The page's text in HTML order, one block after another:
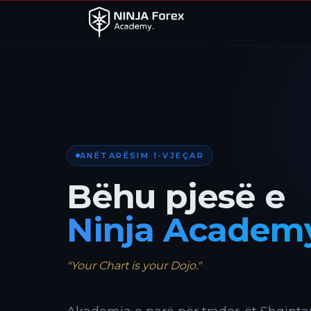
ANËTARËSIM 1-VJEÇAR
Bëhu pjesë e
Ninja
"Your Chart is your Dojo."